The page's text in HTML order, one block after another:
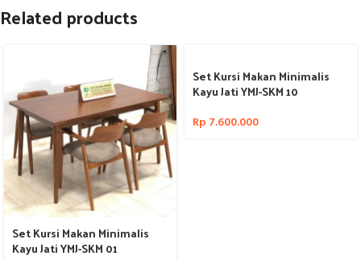
Related products
Set Kursi Makan Minimalis
Kayu Jati YMJ-SKM 01
Set Kursi Makan Minimalis
Kayu Jati YMJ-SKM 10
Rp 7.600.000